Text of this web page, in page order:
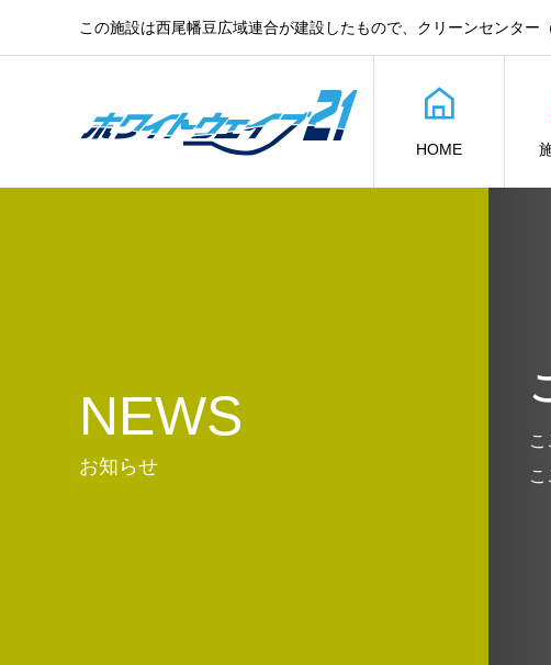
この施設は西尾幡豆広域連合が建設したもので、クリーンセンタ
HOME
NEWS
お知らせ